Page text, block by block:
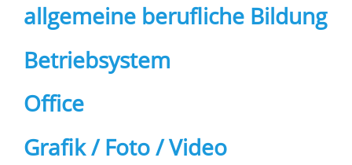
allgemeine berufliche Bildung
Betriebsystem
Office
Grafik / Foto / Video